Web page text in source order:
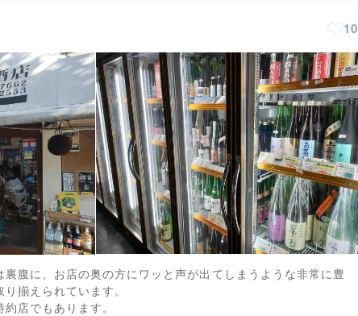
10
ダ、花邑、羽根屋など豊富なラインナ
。
腹に、お店の奥の方にワッと声が出てしまうような非常に豊
揃えられています。
店でもあります。